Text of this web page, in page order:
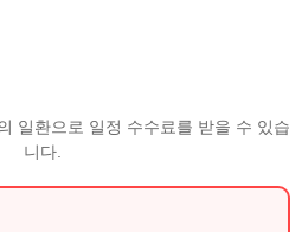
일환으로 일정 수수료를 받을 수 있습
니다.